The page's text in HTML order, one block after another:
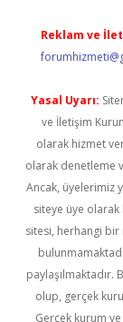
Reklam ve
Yasal Uyarı:
ve İletişim
olarak hizmet
olarak denetleme
Ancak, üyelerimiz
siteye üye
sitesi, herhangi bir
paylaşılmaktadır.
olup, gerçek
Gerçek kurum